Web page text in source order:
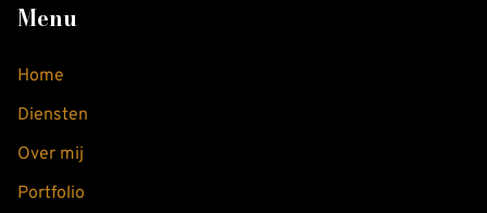
Menu
Home
Diensten
Over mij
Portfolio